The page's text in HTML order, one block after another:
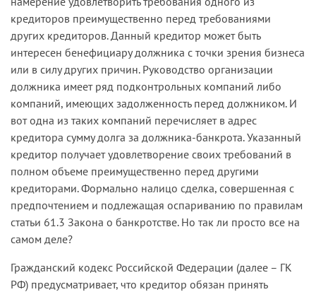
кредиторов преимущественно перед требованиями
других кредиторов. Данный кредитор может быть
интересен бенефициару должника с точки зрения бизнеса
или в силу других причин. Руководство организации
должника имеет ряд подконтрольных компаний либо
компаний, имеющих задолженность перед должником. И
вот одна из таких компаний перечисляет в адрес
кредитора сумму долга за должника-банкрота. Указанный
кредитор получает удовлетворение своих требований в
полном объеме преимущественно перед другими
кредиторами. Формально налицо сделка, совершенная с
предпочтением и подлежащая оспариванию по правилам
статьи 61.3 Закона о банкротстве. Но так ли просто все на
самом деле?
Гражданский кодекс Российской Федерации (далее – ГК
РФ) предусматривает, что кредитор обязан принять